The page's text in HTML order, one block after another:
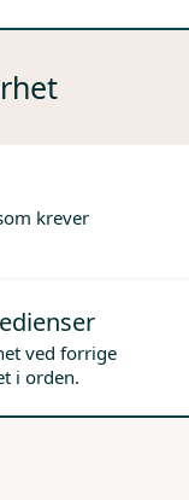
krever
ved forrige
i orden.